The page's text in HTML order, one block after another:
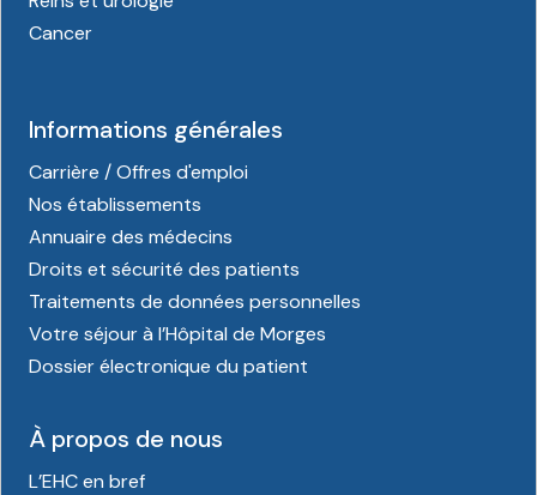
Cancer
Informations générales
Carrière / Offres d'emploi
Nos établissements
Annuaire des médecins
Droits et sécurité des patients
Traitements de données personnelles
Votre séjour à l’Hôpital de Morges
Dossier électronique du patient
À propos de nous
L’EHC en bref